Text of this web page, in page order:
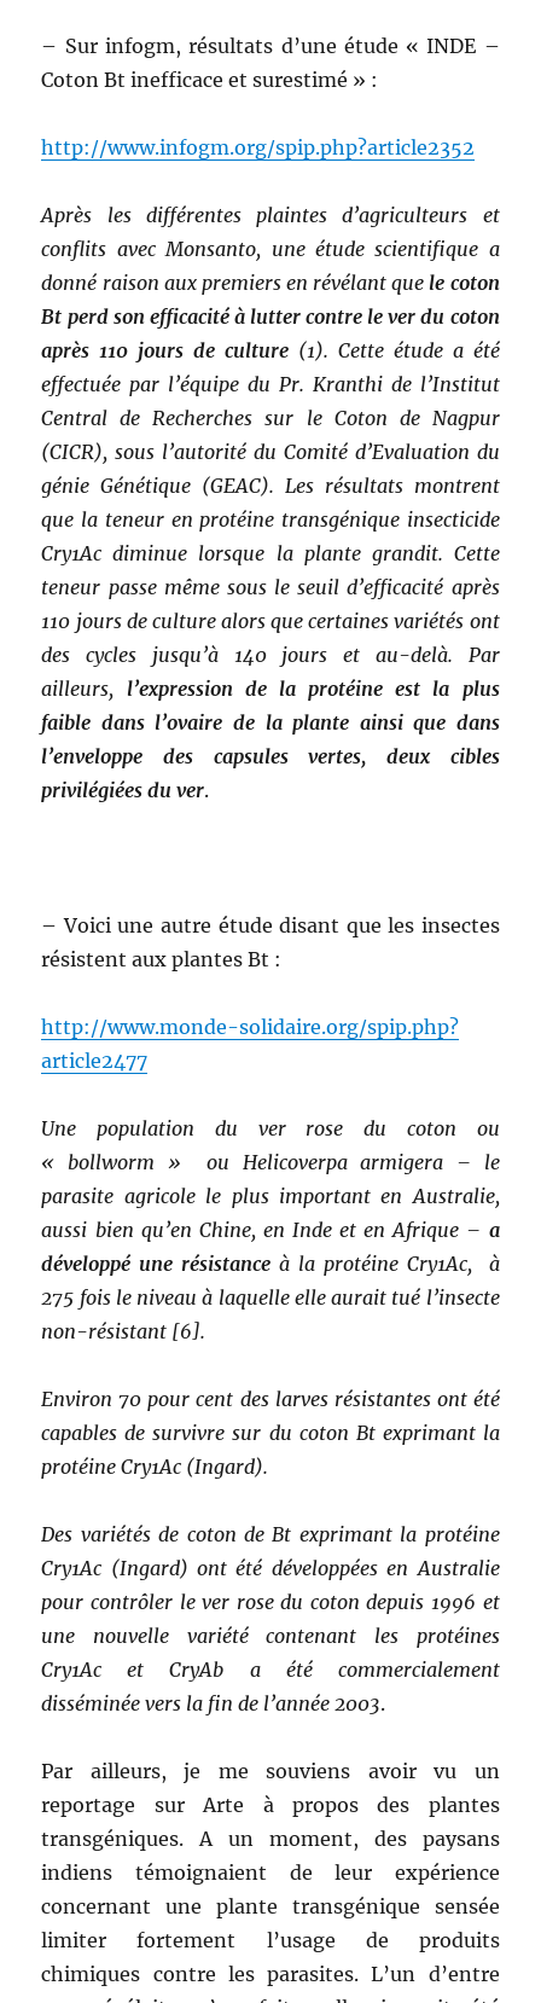
– Sur infogm, résultats d’une étude « INDE –
Coton Bt inefficace et surestimé » :
http://www.infogm.org/spip.php?article2352
Après les différentes plaintes d’agriculteurs et
conflits avec Monsanto, une étude scientifique a
donné raison aux premiers en révélant que le coton
Bt perd son efficacité à lutter contre le ver du coton
après 110 jours de culture (1). Cette étude a été
effectuée par l’équipe du Pr. Kranthi de l’Institut
Central de Recherches sur le Coton de Nagpur
(CICR), sous l’autorité du Comité d’Evaluation du
génie Génétique (GEAC). Les résultats montrent
que la teneur en protéine transgénique insecticide
Cry1Ac diminue lorsque la plante grandit. Cette
teneur passe même sous le seuil d’efficacité après
110 jours de culture alors que certaines variétés ont
des cycles jusqu’à 140 jours et au-delà. Par
ailleurs, l’expression de la protéine est la plus
faible dans l’ovaire de la plante ainsi que dans
l’enveloppe des capsules vertes, deux cibles
privilégiées du ver.
– Voici une autre étude disant que les insectes
résistent aux plantes Bt :
http://www.monde-solidaire.org/spip.php?
article2477
Une population du ver rose du coton ou
« bollworm » ou Helicoverpa armigera – le
parasite agricole le plus important en Australie,
aussi bien qu’en Chine, en Inde et en Afrique – a
développé une résistance à la protéine Cry1Ac, à
275 fois le niveau à laquelle elle aurait tué l’insecte
non-résistant [6].
Environ 70 pour cent des larves résistantes ont été
capables de survivre sur du coton Bt exprimant la
protéine Cry1Ac (Ingard).
Des variétés de coton de Bt exprimant la protéine
Cry1Ac (Ingard) ont été développées en Australie
pour contrôler le ver rose du coton depuis 1996 et
une nouvelle variété contenant les protéines
Cry1Ac et CryAb a été commercialement
disséminée vers la fin de l’année 2003.
Par ailleurs, je me souviens avoir vu un
reportage sur Arte à propos des plantes
transgéniques. A un moment, des paysans
indiens témoignaient de leur expérience
concernant une plante transgénique sensée
limiter fortement l’usage de produits
chimiques contre les parasites. L’un d’entre